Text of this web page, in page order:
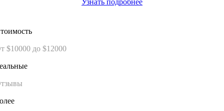
Узнать подробнее
$10000 до $12000